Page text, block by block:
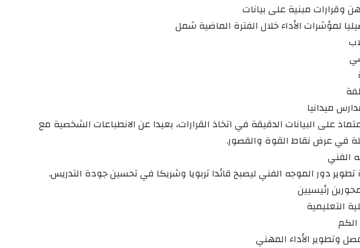
وقرارات مبنية على بيانات
لمؤشرات الأداء خلال الفترة الماضية شمل
ميدانيا
على البيانات الدقيقة في اتخاذ القرارات، بعيدا عن الانطباعات الشخصية مع
في عرض نقاط القوة والقصور.
الفني
تطوير دور الموجه الفني ليصبح قائدا تربويا وشريكا في تحسين جودة التدريس.
رئيسيين
التعليمية
وتطوير الأداء المهني